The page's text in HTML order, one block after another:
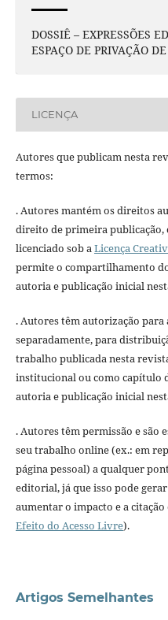
DOSSIÊ – EXPRESSÕES
ESPAÇO DE PRIVAÇÃO
LICENÇA
Autores que publicam nesta
termos:
. Autores mantém os direitos
direito de primeira
licenciado sob aLicença
permite o compartilhamento
autoria e publicação inicial
. Autores têm autorização
separadamente, para
trabalho publicada nesta
institucional ou como capítulo
autoria e publicação inicial
. Autores têm permissão e
seu trabalho online (ex.: em
página pessoal) a qualquer
editorial, já que isso pode
aumentar o impacto e a
Efeito do Acesso Livre).
Artigos Semelhantes